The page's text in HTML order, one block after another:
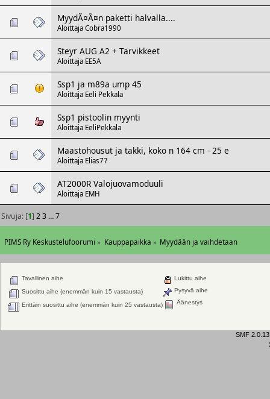
MyydÃ¤Ã¤n paketti halvalla....
Aloittaja Cobra1990
Steyr AUG A2 + Tarvikkeet
Aloittaja EE5A
Ssp1 ja m89a ump 45
Aloittaja Eeli Pekkala
Ssp1 pistoolin myynti
Aloittaja EeliPekkala
Maastohousut ja takki, koko n 164 cm - 25 e
Aloittaja Elias77
AT2000R Valojuovamoduuli
Aloittaja EMH
Sivuja: [1]2 3 ...7
PIMS Ry Keskustelufoorumi » Kauppapaikka » Myydään ja vaihdetaan
Tavallinen aihe
Suosittu aihe (enemmän kuin 15 vastausta)
Erittäin suosittu aihe (enemmän kuin 25 vastausta)
Lukittu aihe
Pysyvä aihe
Äänestys
SMF 2.0.13